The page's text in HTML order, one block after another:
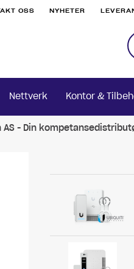
OSS NYHETER
Nettverk Kontor &
AS - Din